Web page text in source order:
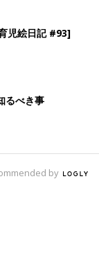
児絵日記 #93]
るべき事
by